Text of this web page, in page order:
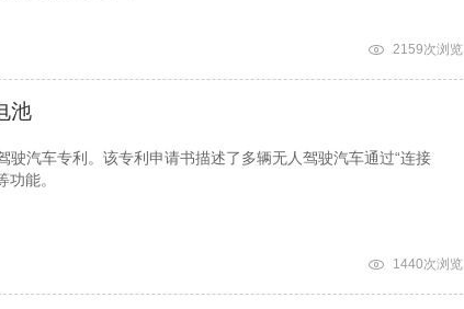
2159次浏览
池
汽车专利。该专利申请书描述了多辆无人驾驶汽车通过“连接
能。
1440次浏览